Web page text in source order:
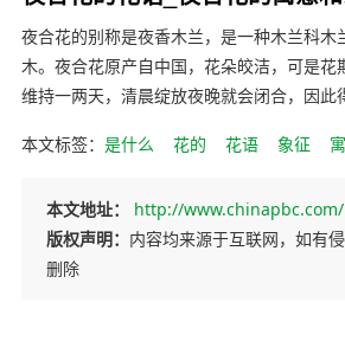
夜合花的别称是夜香木兰，是一种木兰科木
木。夜合花原产自中国，花朵皎洁，可是花
维持一两天，清晨绽放夜晚就会闭合，因此
本文标签： 是什么 花的 花语 象征
本文地址：
http://
版权声明： 内容均来源于互联网，如有
删除